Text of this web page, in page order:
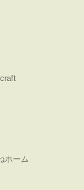
craft
ホーム